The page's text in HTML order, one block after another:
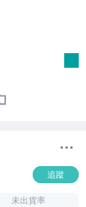
追蹤
未出貨率